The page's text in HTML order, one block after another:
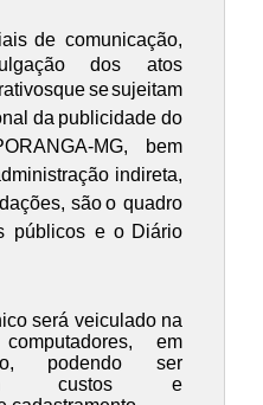
de comunicação,
dos atos
quesesujeitam
da publicidadedo
MG, bem
indireta,
sãoo quadro
públicos eo Diário
será veiculado na
em
podendo ser
custos e